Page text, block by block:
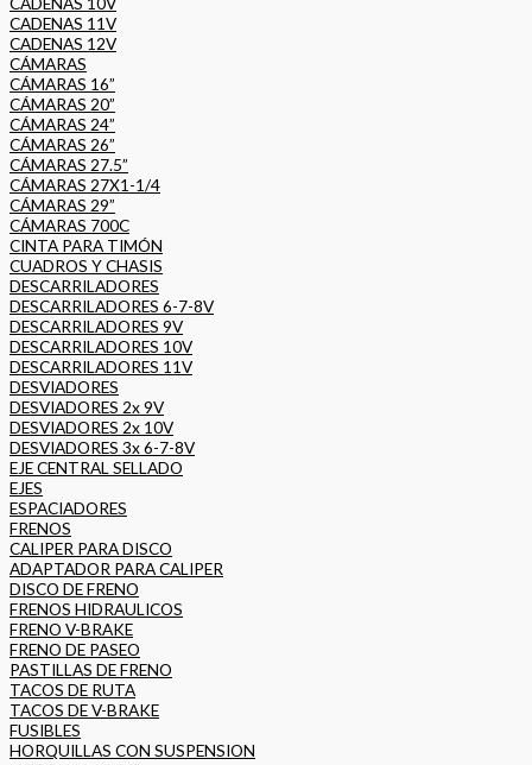
CADENAS 11V
CADENAS 12V
CÁMARAS
CÁMARAS 16”
CÁMARAS 20”
CÁMARAS 24”
CÁMARAS 26”
CÁMARAS 27.5”
CÁMARAS 27X1-1/4
CÁMARAS 29”
CÁMARAS 700C
CINTA PARA TIMÓN
CUADROS Y CHASIS
DESCARRILADORES
DESCARRILADORES 6-7-8V
DESCARRILADORES 9V
DESCARRILADORES 10V
DESCARRILADORES 11V
DESVIADORES
DESVIADORES 2x 9V
DESVIADORES 2x 10V
DESVIADORES 3x 6-7-8V
EJE CENTRAL SELLADO
EJES
ESPACIADORES
FRENOS
CALIPER PARA DISCO
ADAPTADOR PARA CALIPER
DISCO DE FRENO
FRENOS HIDRAULICOS
FRENO V-BRAKE
FRENO DE PASEO
PASTILLAS DE FRENO
TACOS DE RUTA
TACOS DE V-BRAKE
FUSIBLES
HORQUILLAS CON SUSPENSION